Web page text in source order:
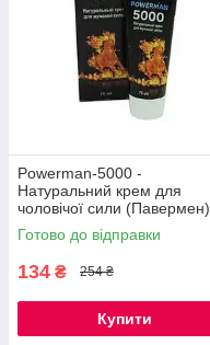
Powerman-5000 -
Натуральний крем для
чоловічої сили (Павермен)
Готово до відправки
134 ₴ 254 ₴
Купити